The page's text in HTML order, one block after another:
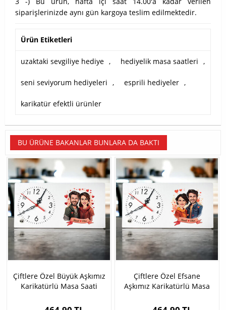
siparişlerinizde aynı gün kargoya teslim edilmektedir.
Ürün Etiketleri
uzaktaki sevgiliye hediye , hediyelik masa saatleri ,
seni seviyorum hediyeleri , esprili hediyeler ,
karikatür efektli ürünler
BU ÜRÜNE BAKANLAR BUNLARA DA BAKTI
Çiftlere Özel Büyük Aşkımız
Karikatürlü Masa Saati
Çiftlere Özel Efsane
Aşkımız Karikatürlü Masa